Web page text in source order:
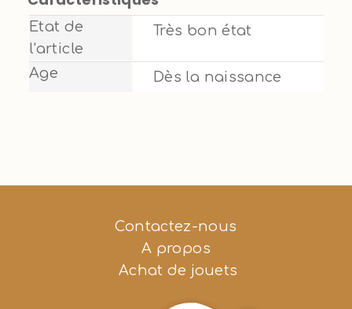
Etat de
l'article
Très bon état
Age Dès la naissance
Contactez-nous
A propos
Achat de jouets